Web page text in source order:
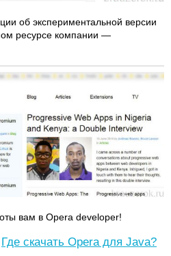
об экспериментальной версии
ресурсе компании —
вам в Opera developer!
Где скачать Opera для Java?